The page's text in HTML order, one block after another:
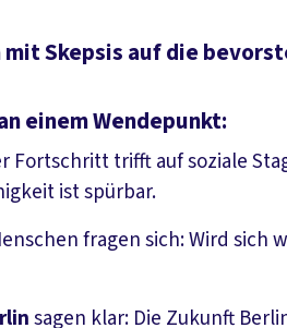
Skepsis auf die
einem Wendepunkt:
Fortschritt trifft auf soziale
ist spürbar.
fragen sich: Wird sich
sagen klar: Die Zukunft